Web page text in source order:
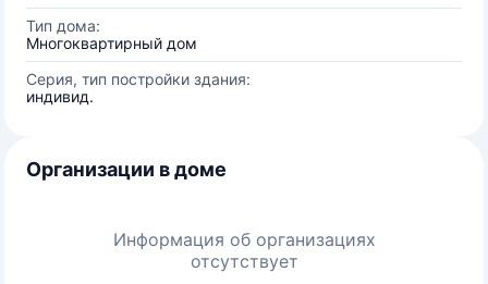
Тип дома:
Многоквартирный дом
Серия, тип постройки здания:
индивид.
Организации в доме
Информация об организациях
отсутствует